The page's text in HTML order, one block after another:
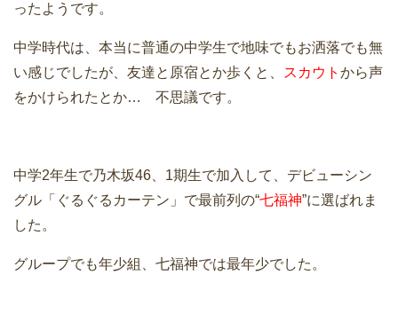
ったようです。
中学時代は、本当に普通の中学生で地味でもお洒落でも無
い感じでしたが、友達と原宿とか歩くと、
スカウト から声
をかけられたとか… 不思議です。
中学2年生で乃木坂46、1期生で加入して、デビューシン
グル「ぐるぐるカーテン」で最前列の“七福神”に選ばれま
した。
グループでも年少組、七福神では最年少でした。